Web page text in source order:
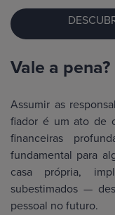
Vale a pena?
Assumir as
fiador é um ato de
financeiras
fundamental para
casa própria,
subestimados —
pessoal no futuro.